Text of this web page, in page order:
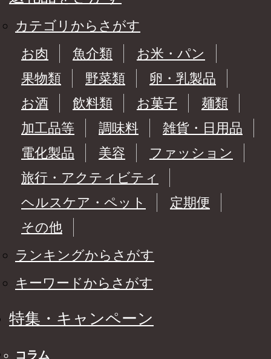
カテゴリからさがす
お肉
魚介類
お米・パン
果物類
野菜類
卵・乳製品
お酒
飲料類 お菓子
麺類
加工品等
調味料
雑貨・日用品
電化製品
美容
ファッション
旅行・アクティビティ
ヘルスケア・ペット
定期便
その他
ランキングからさがす
キーワードからさがす
特集・キャンペーン
コラム